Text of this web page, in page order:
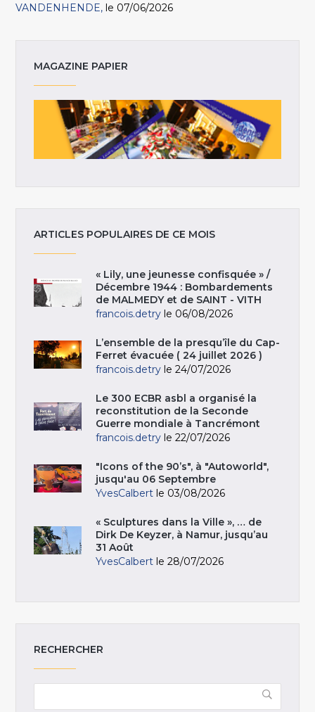
VANDENHENDE le 07/06/2026
MAGAZINE PAPIER
ARTICLES POPULAIRES DE CE MOIS
« Lily, une jeunesse confisquée » /
Décembre 1944 : Bombardements
de MALMEDY et de SAINT - VITH
francois.detry le 06/08/2026
L’ensemble de la presqu’île du Cap-
Ferret évacuée ( 24 juillet 2026 )
francois.detry le 24/07/2026
Le 300 ECBR asbl a organisé la
reconstitution de la Seconde
Guerre mondiale à Tancrémont
francois.detry le 22/07/2026
"Icons of the 90’s", à "Autoworld",
jusqu'au 06 Septembre
YvesCalbert le 03/08/2026
« Sculptures dans la Ville », … de
Dirk De Keyzer, à Namur, jusqu’au
31 Août
YvesCalbert le 28/07/2026
RECHERCHER